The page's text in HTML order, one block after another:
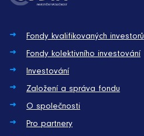
Fondy kvalifikovaných investorů
Fondy kolektivního investování
Investování
Založení a správa fondu
O společnosti
Pro partnery